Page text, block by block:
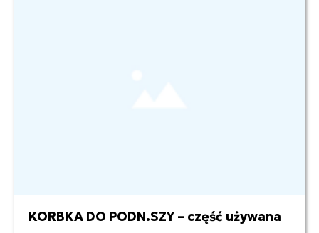
40,00 zł netto
KORBKA DO PODN.SZY – część używana